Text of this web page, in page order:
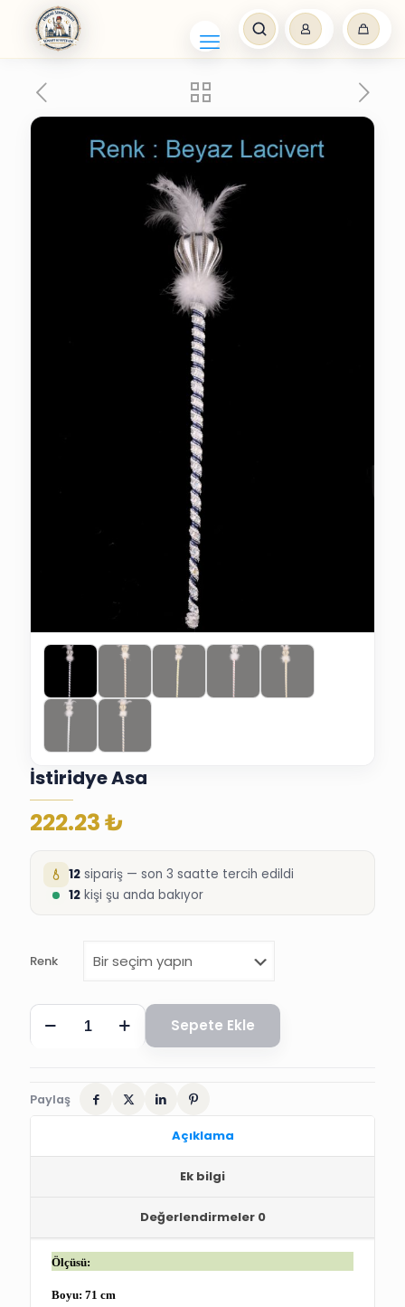
İstiridye Asa
222.23₺
12 sipariş — son 3 saatte tercih edildi
12 kişi şu anda bakıyor
Renk
İstiridye
Asa
Sepete Ekle
Paylaş
Açıklama
Ek bilgi
Değerlendirmeler 0
Ölçüsü:
Boyu: 71 cm